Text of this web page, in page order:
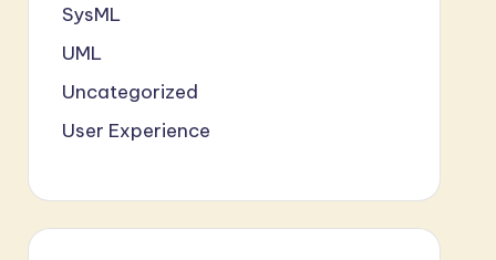
SysML
UML
Uncategorized
User Experience